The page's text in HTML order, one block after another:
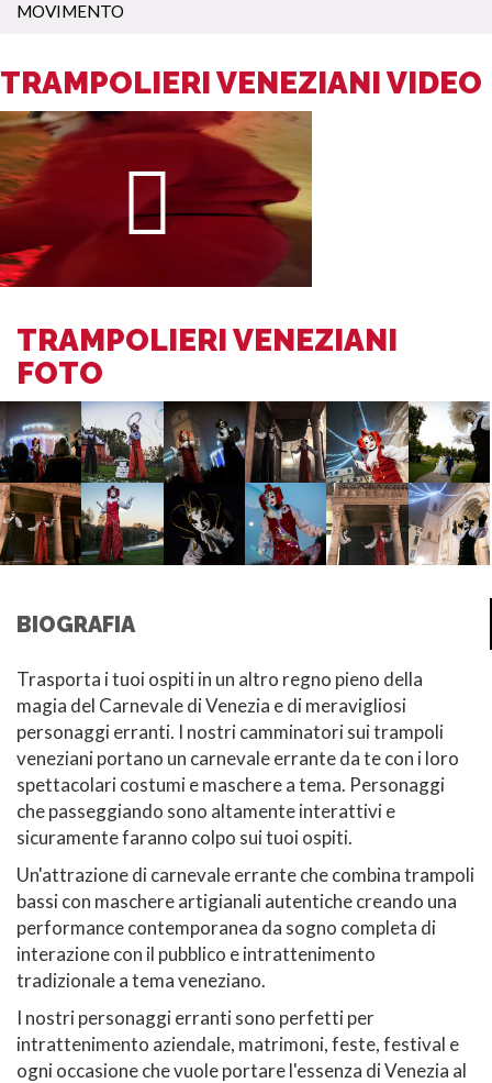
MOVIMENTO
TRAMPOLIERI VENEZIANI VIDEO
TRAMPOLIERI VENEZIANI
FOTO
BIOGRAFIA
Trasporta i tuoi ospiti in un altro regno pieno della
magia del Carnevale di Venezia e di meravigliosi
personaggi erranti. I nostri camminatori sui trampoli
veneziani portano un carnevale errante da te con i loro
spettacolari costumi e maschere a tema. Personaggi
che passeggiando sono altamente interattivi e
sicuramente faranno colpo sui tuoi ospiti.
Un'attrazione di carnevale errante che combina trampoli
bassi con maschere artigianali autentiche creando una
performance contemporanea da sogno completa di
interazione con il pubblico e intrattenimento
tradizionale a tema veneziano.
I nostri personaggi erranti sono perfetti per
intrattenimento aziendale, matrimoni, feste, festival e
ogni occasione che vuole portare l'essenza di Venezia al